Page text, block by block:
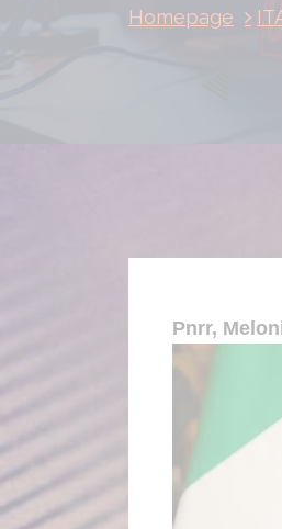
Homepage
Pnrr,